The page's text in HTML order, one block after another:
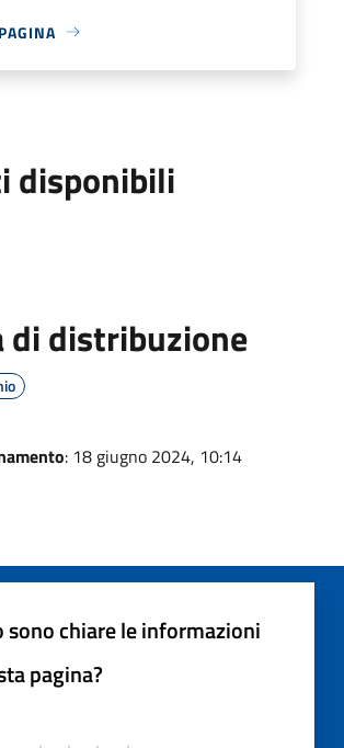
disponibili
di distribuzione
: 18 giugno 2024, 10:14
sono chiare le informazioni
pagina?